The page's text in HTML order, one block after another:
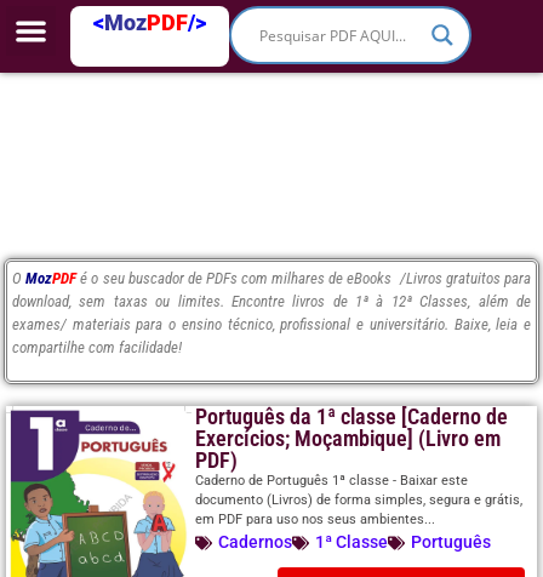
<MozPDF/>
OMozPDF é o seu buscador de PDFs com milhares de eBooks /Livros gratuitos para
download, sem taxas ou limites. Encontre livros de 1ª à 12ª Classes, além de
exames/ materiais para o ensino técnico, profissional e universitário. Baixe, leia e
compartilhe com facilidade!
Português da 1ª classe [Caderno de
Exercícios; Moçambique] (Livro em
PDF)
Caderno de Português 1ª classe - Baixar este
documento (Livros) de forma simples, segura e grátis,
em PDF para uso nos seus ambientes...
Cadernos 1ª Classe Português